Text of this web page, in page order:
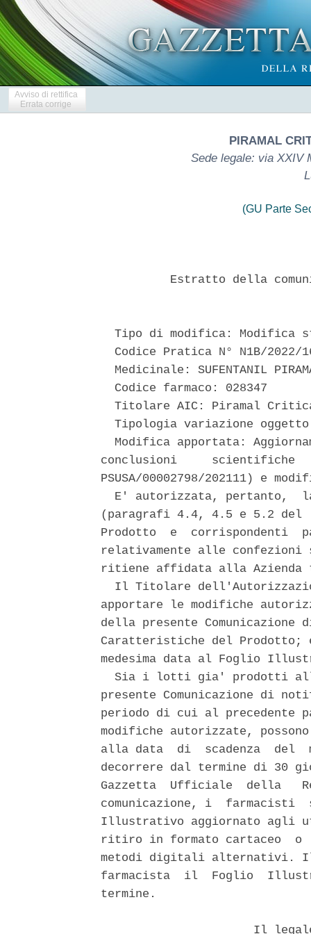
Avviso di rettifica
Errata corrige
PIRAMAL
Sede legale: via XXIV
(GU Parte
Estratto della
Tipo di modifica: Modifica
Codice Pratica N° N1B/2022/
Medicinale: SUFENTANIL
  Codice farmaco: 028347
Titolare AIC: Piramal
Tipologia variazione
Modifica apportata:
conclusioni     scientifiche
PSUSA/00002798/202111) e
E' autorizzata, pertanto,
(paragrafi 4.4, 4.5 e 5.2 del
Prodotto  e
relativamente alle
ritiene affidata alla
Il Titolare
apportare le modifiche
della presente
Caratteristiche del
medesima data al Foglio
Sia i lotti gia' prodotti
presente Comunicazione di
periodo di cui al precedente
modifiche autorizzate,
alla data  di  scadenza  del
decorrere dal termine di 30
Gazzetta  Ufficiale  della
comunicazione, i  farmacisti
Illustrativo aggiornato agli
ritiro in formato cartaceo
metodi digitali alternativi.
farmacista  il  Foglio
termine.
Il